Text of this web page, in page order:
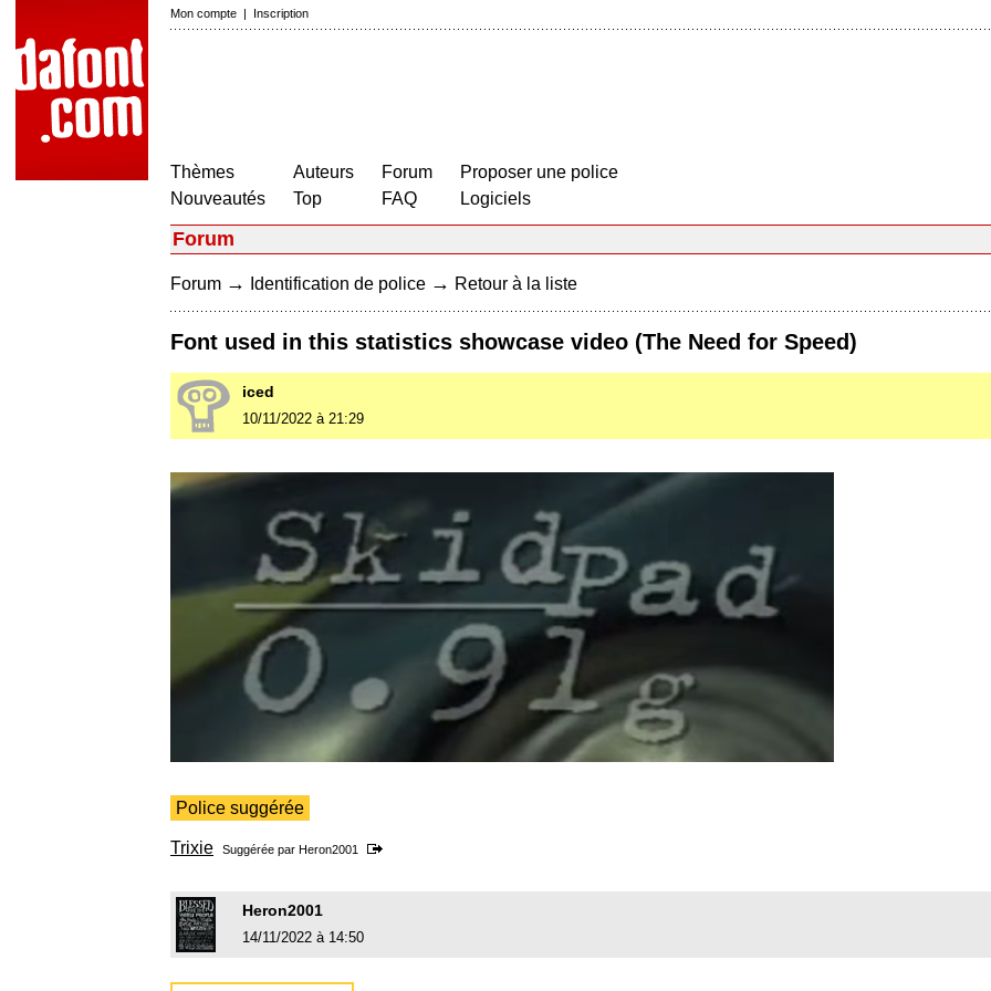
Mon compte | Inscription
Thèmes
Nouveautés
Auteurs
Top
Forum
FAQ
Proposer une police
Logiciels
Forum
Forum → Identification de police → Retour à la liste
Font used in this statistics showcase video (The Need for Speed)
iced
10/11/2022 à 21:29
Police suggérée
Trixie Suggérée par Heron2001
Heron2001
14/11/2022 à 14:50